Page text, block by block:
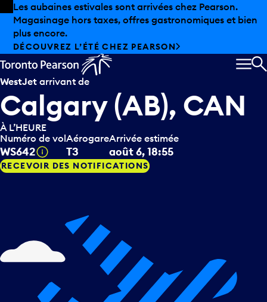
Skip to offers
Passer au contenu principal
Les aubaines estivales sont arrivées chez Pearson.
Magasinage hors taxes, offres gastronomiques et bien
plus encore.
DÉCOUVREZ L’ÉTÉ CHEZ PEARSON
WestJet arrivant de
Calgary (AB), CAN
À L’HEURE
Numéro de vol
WS642 Infobulle
Aérogare
T3
Arrivée estimée
août 6, 18:55
RECEVOIR DES NOTIFICATIONS